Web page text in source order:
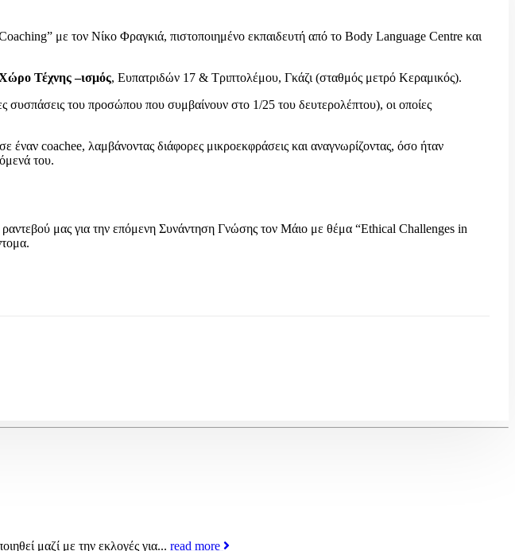
με τον Νίκο Φραγκιά, πιστοποιημένο εκπαιδευτή από το Body Language Centre και
Τέχνης –ισμός, Ευπατριδών 17 & Τριπτολέμου, Γκάζι (σταθμός μετρό Κεραμικός).
συσπάσεις του προσώπου που συμβαίνουν στο 1/25 του δευτερολέπτου), οι οποίες
coachee, λαμβάνοντας διάφορες μικροεκφράσεις και αναγνωρίζοντας, όσο ήταν
του.
μας για την επόμενη Συνάντηση Γνώσης τον Μάιο με θέμα “Ethical Challenges in
μαζί με την εκλογές για... read more